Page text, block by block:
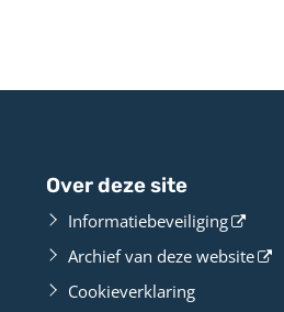
Over deze site
Informatiebeveiliging
Archief van deze website
Cookieverklaring